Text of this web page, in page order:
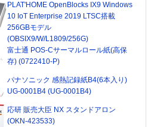
PLAT'HOME OpenBlocks IX9 Windows
10 IoT Enterprise 2019 LTSC搭載
256GBモデル
(OBSIX9/W/L1809/256G)
富士通 POS-Cサーマルロール紙(高保
存) (0722410-P)
パナソニック 感熱記録紙B4(6本入り)
UG-0001B4 (UG-0001B4)
応研 販売大臣 NX スタンドアロン
(OKN-423533)